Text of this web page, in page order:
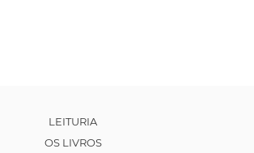
LEITURIA
OS LIVROS